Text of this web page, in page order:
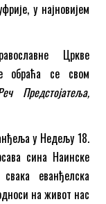
у најновијем
Цркве
обраћа се свом
Предстојатеља,
у Недељу 18.
сина Наинске
еванђелска
на живот нас